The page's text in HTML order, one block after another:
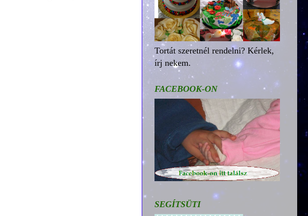
Tortát szeretnél rendelni? Kérlek,
írj nekem.
FACEBOOK-ON
SEGÍTSÜTI